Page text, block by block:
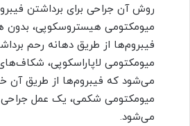
روش آن جراحی برای برداشتن
میومکتومی هیستروسکوپی، بدون
فیبروم‌ها از طریق دهانه رحم
میومکتومی لاپاراسکوپی،
می‌شود که فیبروم‌ها از طریق آن
میومکتومی شکمی، یک عمل
می‌شود.